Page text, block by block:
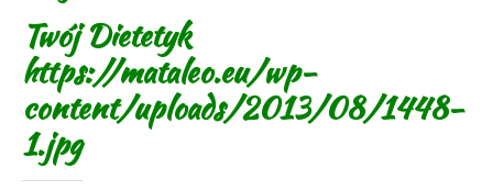
Twój Dietetyk
https://mataleo.eu/wp-
content/uploads/2013/08/1448-
1.jpg